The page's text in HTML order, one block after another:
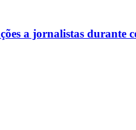
a jornalistas